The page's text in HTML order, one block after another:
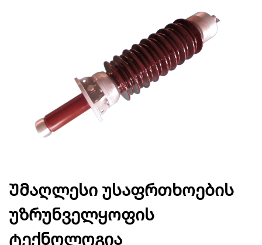
Უმაღლესი უსაფრთხოების
უზრუნველყოფის
ტექნოლოგია